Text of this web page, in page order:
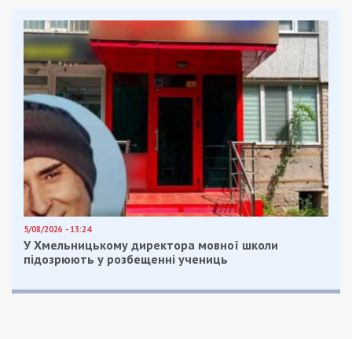
вантажівка та інфраструктура.
Синельниківський район
По Дубовиківській громаді вдарили КАБом та
FPV. Горіли 2 приватні оселі.
У Слов’янській громаді через удар FPV горіла
господарська споруда.
Покровську громаду також атакували FPV.
Сталися пожежі у 2 приватних будинках.
Facebook
Telegram
Категории:Суспільство| Метки:війна
обстріл
Рекламні блоки дають нам змогу